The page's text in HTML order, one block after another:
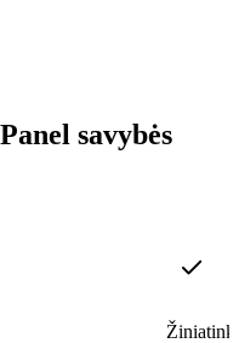
savybės